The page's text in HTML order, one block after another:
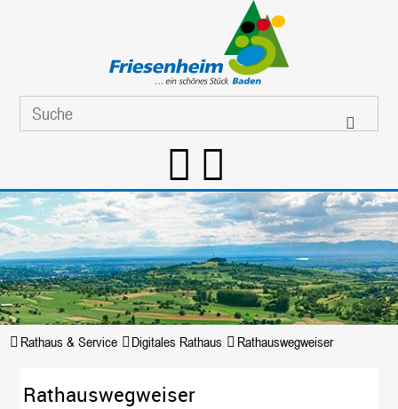
Rathaus & Service Digitales Rathaus Rathauswegweiser
Rathauswegweiser